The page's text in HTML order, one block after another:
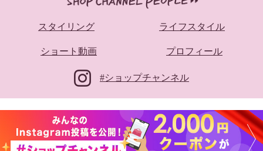
スタイリング ライフスタイル
ショート動画 プロフィール
#ショップチャンネル